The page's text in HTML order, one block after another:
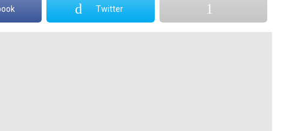
Twitter